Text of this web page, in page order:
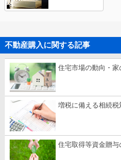
不動産購入に関する記事
住宅市場の動向・家
増税に備える相続税
住宅取得等資金贈与